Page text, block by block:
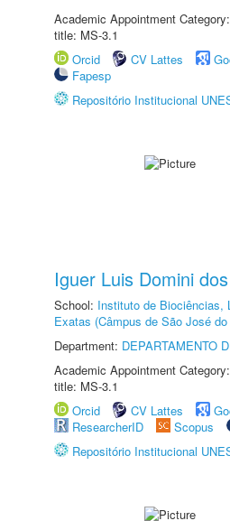
Academic Appointment
title: MS-3.1
Orcid
CV Lattes
Fapesp
Repositório Institucional
Iguer Luis Domini
School: Instituto de Biociências,
Exatas (Câmpus de São José
Department: DEPARTAMENTO
Academic Appointment
title: MS-3.1
Orcid
CV Lattes
ResearcherID
Scopus
Repositório Institucional